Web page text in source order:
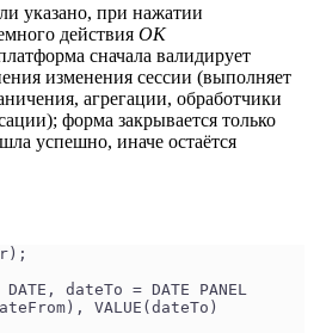
указано, при нажатии
действия OK
сначала валидирует
изменения сессии (выполняет
агрегации, обработчики
форма закрывается только
успешно, иначе остаётся
DATE, dateTo = DATE PANEL
VALUE(dateTo)